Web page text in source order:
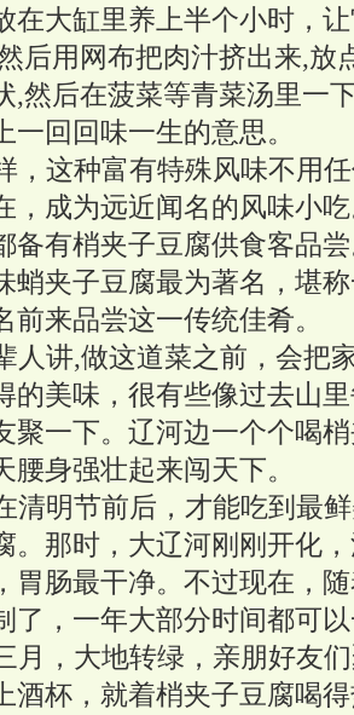
在大缸里养上半个小时，
后用网布把肉汁挤出来,放
,然后在菠菜等青菜汤里一
一回回味一生的意思。
这种富有特殊风味不用任
，成为远近闻名的风味小
备有梢夹子豆腐供食客品
蛸夹子豆腐最为著名，堪
前来品尝这一传统佳肴。
讲,做这道菜之前，会把
的美味，很有些像过去山
聚一下。辽河边一个个喝
腰身强壮起来闯天下。
明节前后，才能吃到最鲜
。那时，大辽河刚刚开化
胃肠最干净。不过现在，
了，一年大部分时间都可
，大地转绿，亲朋好友们
酒杯，就着梢夹子豆腐喝